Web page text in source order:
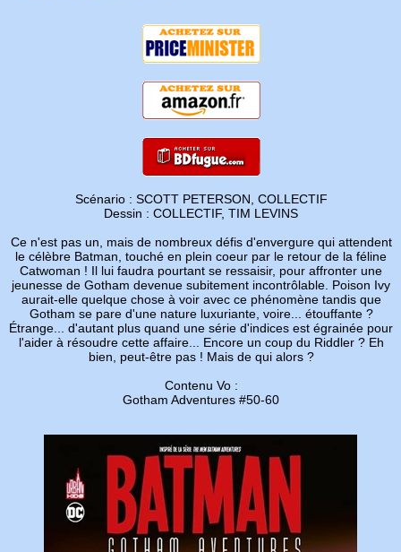
Scénario : SCOTT PETERSON, COLLECTIF
Dessin : COLLECTIF, TIM LEVINS
Ce n'est pas un, mais de nombreux défis d'envergure qui attendent
le célèbre Batman, touché en plein coeur par le retour de la féline
Catwoman ! Il lui faudra pourtant se ressaisir, pour affronter une
jeunesse de Gotham devenue subitement incontrôlable. Poison Ivy
aurait-elle quelque chose à voir avec ce phénomène tandis que
Gotham se pare d'une nature luxuriante, voire... étouffante ?
Étrange... d'autant plus quand une série d'indices est égrainée pour
l'aider à résoudre cette affaire... Encore un coup du Riddler ? Eh
bien, peut-être pas ! Mais de qui alors ?
Contenu Vo :
Gotham Adventures #50-60